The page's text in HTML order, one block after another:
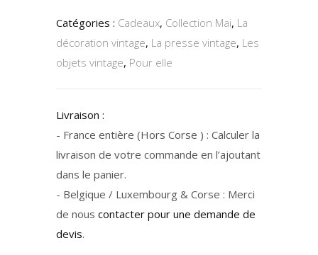
Catégories : Cadeaux, Collection Mai, La
décoration vintage, La presse vintage, Les
objets vintage, Pour elle
Livraison :
- France entière (Hors Corse ) : Calculer la
livraison de votre commande en l’ajoutant
dans le panier.
- Belgique / Luxembourg & Corse : Merci
de nous contacter pour une demande de
devis.